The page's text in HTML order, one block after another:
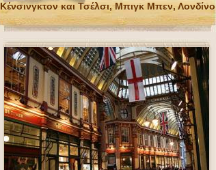
Κένσινγκτον και Τσέλσι, Μπιγκ Μπεν, Λονδίνο